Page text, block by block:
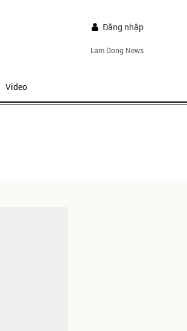
Đăng nhập
Lam Dong News
Video